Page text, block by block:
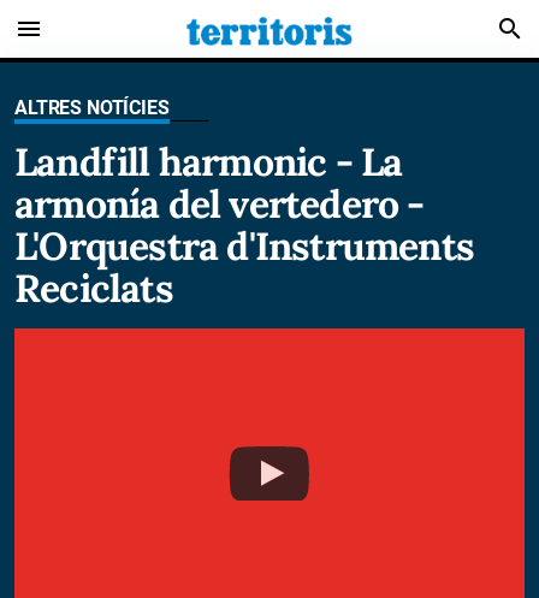
menu search
ALTRES NOTÍCIES
Landfill harmonic - La
armonía del vertedero -
L'Orquestra d'Instruments
Reciclats